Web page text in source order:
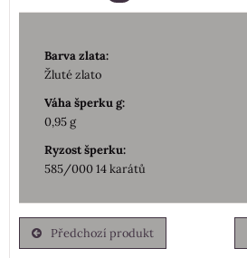
Barva zlata:
Žluté zlato
Váha šperku g:
0,95 g
Ryzost šperku:
585/000 14 karátů
Předchozí produkt